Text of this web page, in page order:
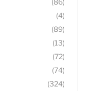
(86)
(4)
(89)
(13)
(72)
(74)
(324)